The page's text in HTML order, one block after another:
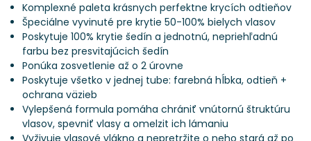
Komplexné paleta krásnych perfektne krycích odtieňov
Špeciálne vyvinuté pre krytie 50-100% bielych vlasov
Poskytuje 100% krytie šedín a jednotnú, nepriehľadnú
farbu bez presvitajúcich šedín
Ponúka zosvetlenie až o 2 úrovne
Poskytuje všetko v jednej tube: farebná hĺbka, odtieň +
ochrana väzieb
Vylepšená formula pomáha chrániť vnútornú štruktúru
vlasov, spevniť vlasy a omelzit ich lámaniu
Vyživuje vlasové vlákno a nepretržite o neho stará až po